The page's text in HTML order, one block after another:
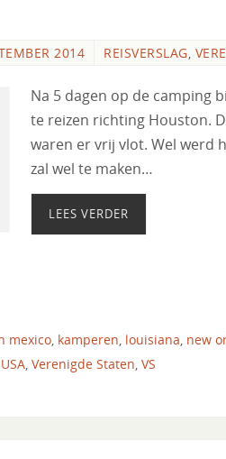
2014 REISVERSLAG,
Na 5 dagen op de camping
te reizen richting Houston.
waren er vrij vlot. Wel werd
zal wel te maken…
LEES VERDER
mexico kamperen louisiana new
USA Verenigde Staten VS